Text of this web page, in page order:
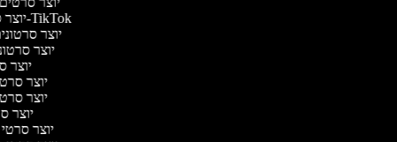
יוצר סרטונים ל-TikTok
יוצר
יוצר
יוצר
יוצר
יוצר
יוצר
יוצר סרטי